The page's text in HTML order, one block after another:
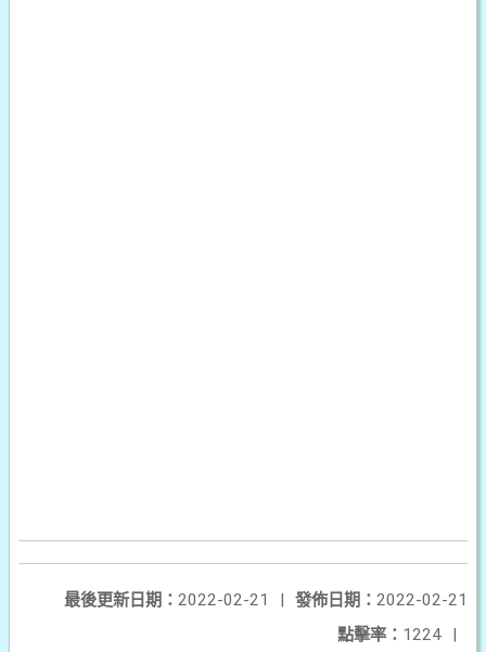
發佈日期： 2022-02-21
最後更新日期： 2022-02-21
|
點擊率： 1224 |